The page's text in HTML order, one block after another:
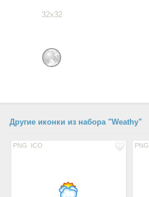
32x32
Другие иконки из набора "Weathy"
PNG ICO PNG